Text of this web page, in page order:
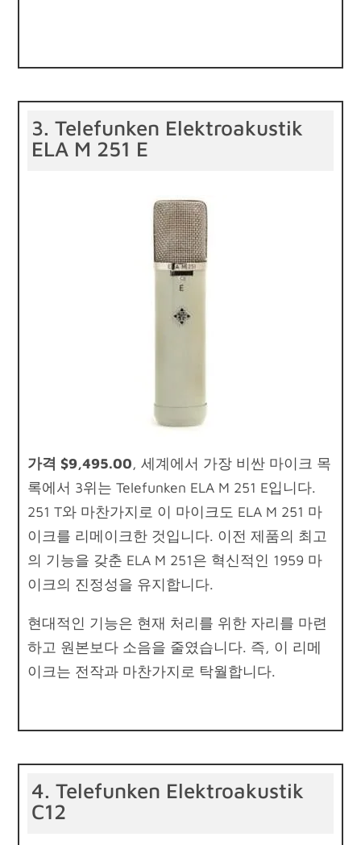
3. Telefunken Elektroakustik
ELA M 251 E
가격 $9,495.00, 세계에서 가장 비싼 마이크 목
록에서 3위는 Telefunken ELA M 251 E입니다.
251 T와 마찬가지로 이 마이크도 ELA M 251 마
이크를 리메이크한 것입니다. 이전 제품의 최고
의 기능을 갖춘 ELA M 251은 혁신적인 1959 마
이크의 진정성을 유지합니다.
현대적인 기능은 현재 처리를 위한 자리를 마련
하고 원본보다 소음을 줄였습니다. 즉, 이 리메
이크는 전작과 마찬가지로 탁월합니다.
4. Telefunken Elektroakustik
C12